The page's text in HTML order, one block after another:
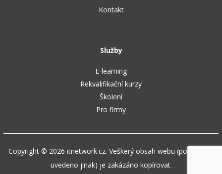
Kontakt
Služby
E-learning
Rekvalifikační kurzy
Školení
Pro firmy
Copyright © 2026 itnetwork.cz. Veškerý obsah webu (pokud není
uvedeno jinak) je zakázáno kopírovat.